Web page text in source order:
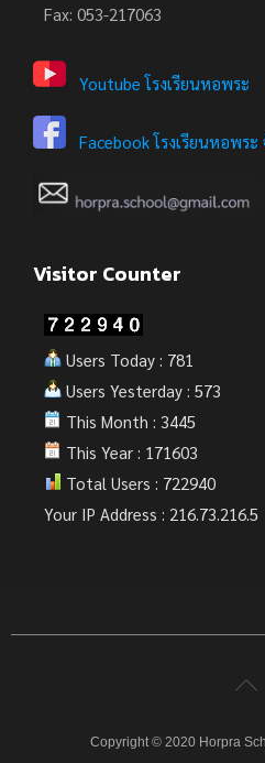
Fax: 053-217063
Youtube โรงเรียนหอพระ
Facebook โรงเรียนหอพระ
Visitor Counter
Users Today : 781
Users Yesterday : 573
This Month : 3445
This Year : 171603
Total Users : 722940
Your IP Address : 216.73.216.5
Copyright © 2020 Horpra